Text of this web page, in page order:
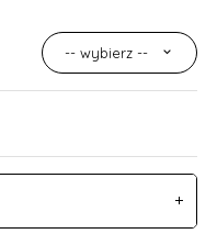
-- wybierz --